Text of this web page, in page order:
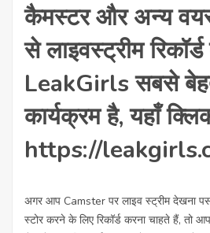
कैमस्टर और अन्य
से लाइवस्ट्रीम
LeakGirls सबसे
कार्यक्रम है, यहाँ
https://
अगर आप Camster पर लाइव स्ट्रीम देखना
स्टोर करने के लिए रिकॉर्ड करना चाहते हैं, तो